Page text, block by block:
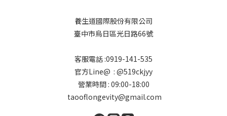
養生道國際股份有限公司
臺中市烏日區光日路66號
客服電話 :0919-141-535
官方Line@ : @519ckjyy
營業時間 : 09:00-18:00
taooflongevity@gmail.com